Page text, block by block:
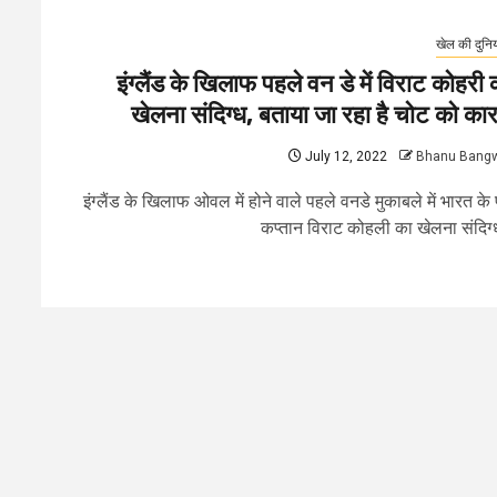
खेल की
इंग्लैंड के खिलाफ पहले वन डे में विराट कोहरी
खेलना संदिग्ध, बताया जा रहा है चोट को
July 12, 2022 Bhanu
इंग्लैंड के खिलाफ ओवल में होने वाले पहले वनडे मुकाबले में भारत के
कप्तान विराट कोहली का खेलना